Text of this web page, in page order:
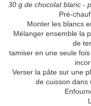
30 g de chocolat blanc -
Pré-
Monter les blancs
Mélanger ensemble la
de
tamiser en une seule
Verser la pâte sur une
de cuisson dans